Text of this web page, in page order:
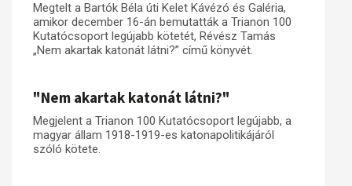
Megtelt a Bartók Béla úti Kelet Kávézó és Galéria,
amikor december 16-án bemutatták a Trianon 100
Kutatócsoport legújabb kötetét, Révész Tamás
„Nem akartak katonát látni?” című könyvét.
"Nem akartak katonát látni?"
Megjelent a Trianon 100 Kutatócsoport legújabb, a
magyar állam 1918-1919-es katonapolitikájáról
szóló kötete.